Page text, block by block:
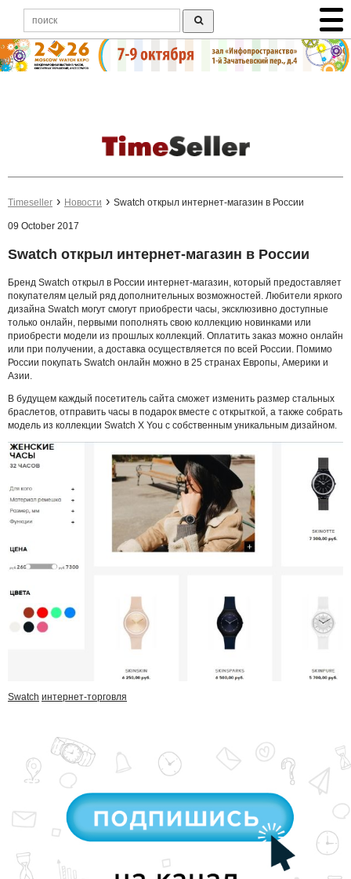
Timeseller Новости Swatch открыл интернет-магазин в России
09 October 2017
Swatch открыл интернет-магазин в России
Бренд Swatch открыл в России интернет-магазин, который предоставляет
покупателям целый ряд дополнительных возможностей. Любители яркого
дизайна Swatch могут смогут приобрести часы, эксклюзивно доступные
только онлайн, первыми пополнять свою коллекцию новинками или
приобрести модели из прошлых коллекций. Оплатить заказ можно онлайн
или при получении, а доставка осуществляется по всей России. Помимо
России покупать Swatch онлайн можно в 25 странах Европы, Америки и
Азии.
В будущем каждый посетитель сайта сможет изменить размер стальных
браслетов, отправить часы в подарок вместе с открыткой, а также собрать
модель из коллекции Swatch X You с собственным уникальным дизайном.
Swatch интернет-торговля